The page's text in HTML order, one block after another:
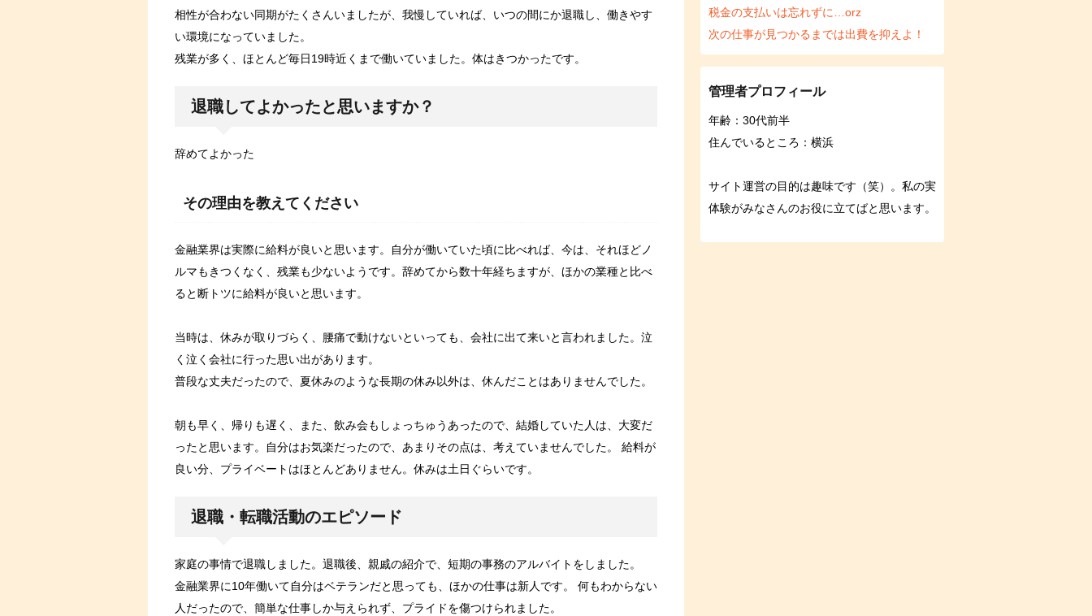
相性が合わない同期がたくさんいましたが、我慢していれば、いつの間にか退職し、働きやす
い環境になっていました。
残業が多く、ほとんど毎日19時近くまで働いていました。体はきつかったです。
退職してよかったと思いますか？
辞めてよかった
その理由を教えてください
金融業界は実際に給料が良いと思います。自分が働いていた頃に比べれば、今は、それほどノ
ルマもきつくなく、残業も少ないようです。辞めてから数十年経ちますが、ほかの業種と比べ
ると断トツに給料が良いと思います。
当時は、休みが取りづらく、腰痛で動けないといっても、会社に出て来いと言われました。泣
く泣く会社に行った思い出があります。
普段な丈夫だったので、夏休みのような長期の休み以外は、休んだことはありませんでした。
朝も早く、帰りも遅く、また、飲み会もしょっちゅうあったので、結婚していた人は、大変だ
ったと思います。自分はお気楽だったので、あまりその点は、考えていませんでした。 給料が
良い分、プライベートはほとんどありません。休みは土日ぐらいです。
退職・転職活動のエピソード
家庭の事情で退職しました。退職後、親戚の紹介で、短期の事務のアルバイトをしました。
金融業界に10年働いて自分はベテランだと思っても、ほかの仕事は新人です。 何もわからない
人だったので、簡単な仕事しか与えられず、プライドを傷つけられました。
税金の支払いは忘れずに…orz
次の仕事が見つかるまでは出費を抑えよ！
管理者プロフィール
年齢：30代前半
住んでいるところ：横浜
サイト運営の目的は趣味です（笑）。私の実
体験がみなさんのお役に立てばと思います。